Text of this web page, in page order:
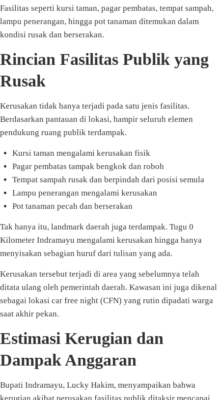
Fasilitas seperti kursi taman, pagar pembatas, tempat sampah,
lampu penerangan, hingga pot tanaman ditemukan dalam
kondisi rusak dan berserakan.
Rincian Fasilitas Publik yang
Rusak
Kerusakan tidak hanya terjadi pada satu jenis fasilitas.
Berdasarkan pantauan di lokasi, hampir seluruh elemen
pendukung ruang publik terdampak.
Kursi taman mengalami kerusakan fisik
Pagar pembatas tampak bengkok dan roboh
Tempat sampah rusak dan berpindah dari posisi semula
Lampu penerangan mengalami kerusakan
Pot tanaman pecah dan berserakan
Tak hanya itu, landmark daerah juga terdampak. Tugu 0
Kilometer Indramayu mengalami kerusakan hingga hanya
menyisakan sebagian huruf dari tulisan yang ada.
Kerusakan tersebut terjadi di area yang sebelumnya telah
ditata ulang oleh pemerintah daerah. Kawasan ini juga dikenal
sebagai lokasi car free night (CFN) yang rutin dipadati warga
saat akhir pekan.
Estimasi Kerugian dan
Dampak Anggaran
Bupati Indramayu, Lucky Hakim, menyampaikan bahwa
kerugian akibat perusakan fasilitas publik ditaksir mencapai